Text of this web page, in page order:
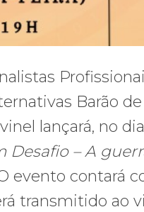
Barão
lançará, no
Desafio – A
evento contará
transmitido ao